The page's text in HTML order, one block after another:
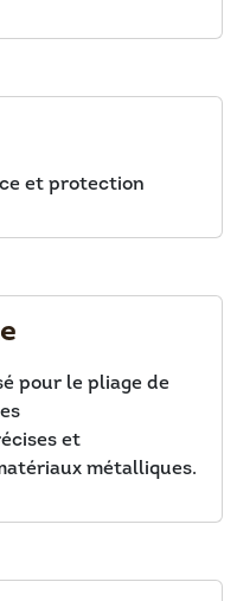
et protection
pour le pliage de
et
métalliques.